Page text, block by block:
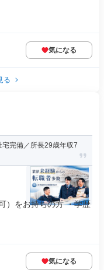
気になる
る
完備／所長29歳年収7
）をお持ちの方 ・学歴
気になる